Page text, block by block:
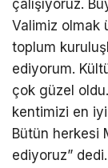
çalışıyoruz.
Valimiz olmak
toplum
ediyorum.
çok güzel
kentimizi en
Bütün herkesi
ediyoruz” dedi.